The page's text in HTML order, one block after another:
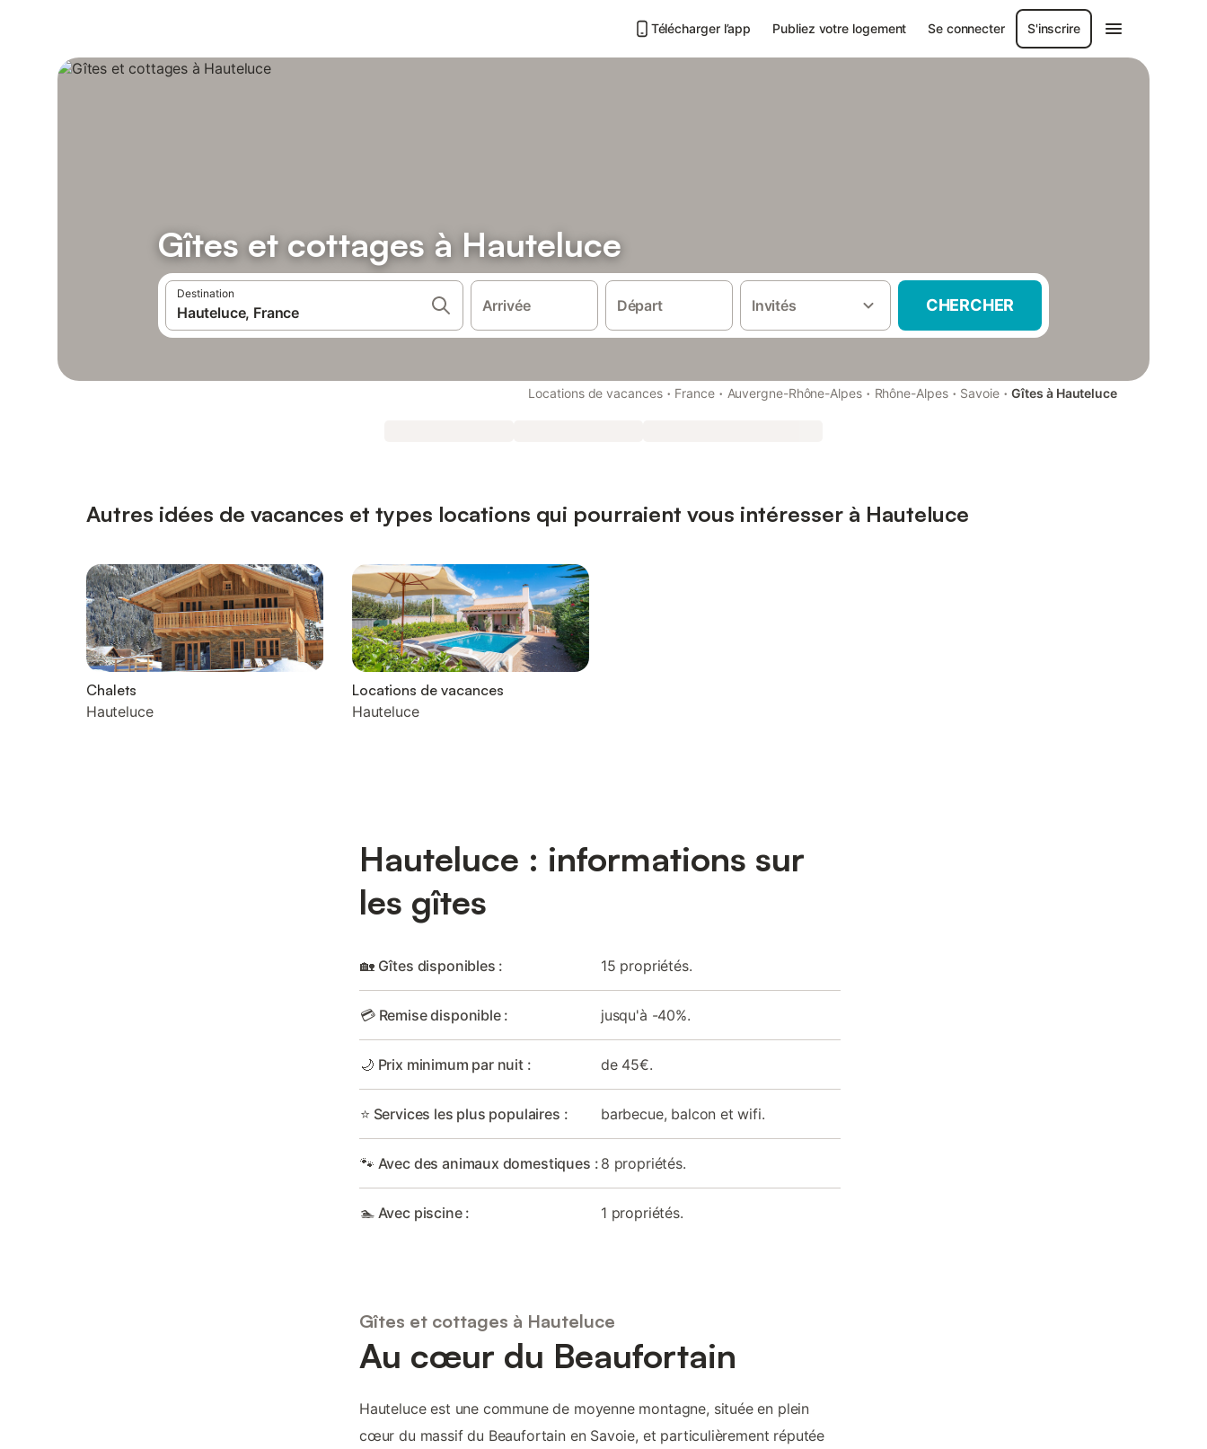
Télécharger l’app Publiez votre logement Se connecter S'inscrire
Gîtes et cottages à Hauteluce
Destination
Arrivée Départ Invités CHERCHER
Locations de vacances · France · Auvergne-Rhône-Alpes · Rhône-Alpes · Savoie · Gîtes à Hauteluce
Autres idées de vacances et types locations qui pourraient vous intéresser à Hauteluce
Chalets
Hauteluce
Locations de vacances
Hauteluce
Hauteluce : informations sur
les gîtes
🏡 Gîtes disponibles : 15 propriétés.
💳 Remise disponible : jusqu'à -40%.
🌙 Prix minimum par nuit : de 45€.
⭐ Services les plus populaires : barbecue, balcon et wifi.
🐾 Avec des animaux domestiques : 8 propriétés.
🏊 Avec piscine : 1 propriétés.
Gîtes et cottages à Hauteluce
Au cœur du Beaufortain
Hauteluce est une commune de moyenne montagne, située en plein
cœur du massif du Beaufortain en Savoie, et particulièrement réputée